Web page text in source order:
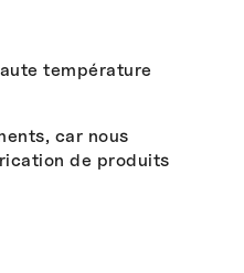
température
car nous
de produits